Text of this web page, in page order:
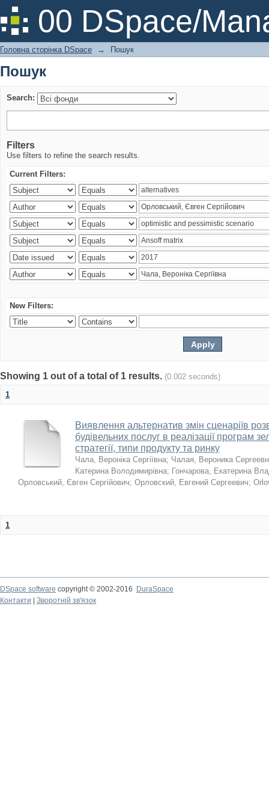
00 DSpace/
Пошук
Головна сторінка DSpace → Пошук
Пошук
Search:
Filters
Use filters to refine the search results.
Current Filters:
New Filters:
Showing 1 out of a total of 1 results. (0.002 seconds)
1
Виявлення альтернатив змін сценаріїв
будівельних послуг в реалізації програм
стратегії, типи продукту та ринку
Чала, Вероніка Сергіївна; Чалая, Вероника
Катерина Володимирівна; Гончарова, Екатерина
Орловський, Євген Сергійович; Орловский, Евгений Сергеевич;
1
DSpace software copyright © 2002-2016
DuraSpace
Контакти
Зворотній зв'язок